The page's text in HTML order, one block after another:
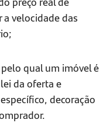
velocidade das
qual um imóvel é
da oferta e
decoração